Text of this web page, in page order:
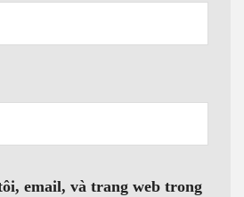
email, và trang web trong